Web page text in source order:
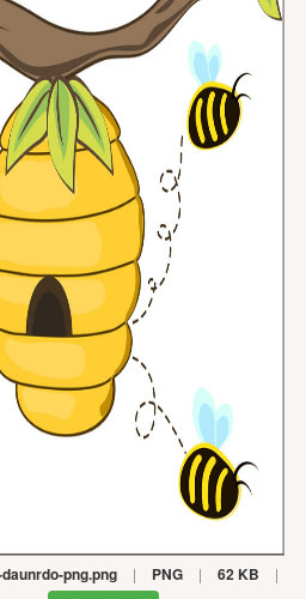
png.png | PNG | 62 KB |